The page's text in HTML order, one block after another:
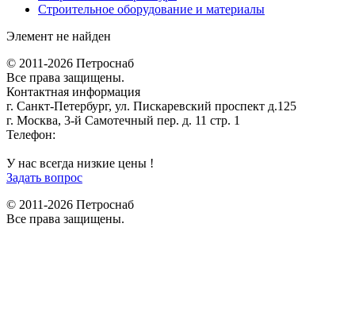
Строительное оборудование и материалы
Элемент не найден
© 2011-2026 Петроснаб
Все права защищены.
Контактная информация
г. Санкт-Петербург, ул. Пискаревский проспект д.125
г. Москва, 3-й Самотечный пер. д. 11 стр. 1
Телефон:
У нас всегда низкие цены !
Задать вопрос
© 2011-2026 Петроснаб
Все права защищены.